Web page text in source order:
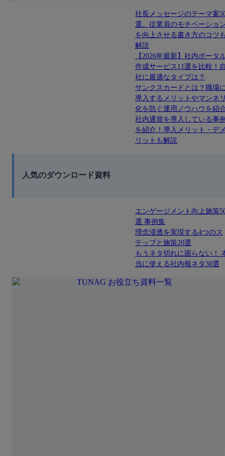
社長メッセージのテーマ案
選。従業員のモチベーショ
を向上させる書き方のコツ
解説
【2026年最新】社内ポータ
作成サービス11選を比較！
社に最適なタイプは？
サンクスカードとは？職場
導入するメリットやマンネ
化を防ぐ運用ノウハウを紹
社内通貨を導入している事
を紹介！導入メリット・デ
リットも解説
人気のダウンロード資料
エンゲージメント向上施策
選 事例集
理念浸透を実現する4つのス
テップと施策20選
もうネタ切れに困らない！
当に使える社内報ネタ30選